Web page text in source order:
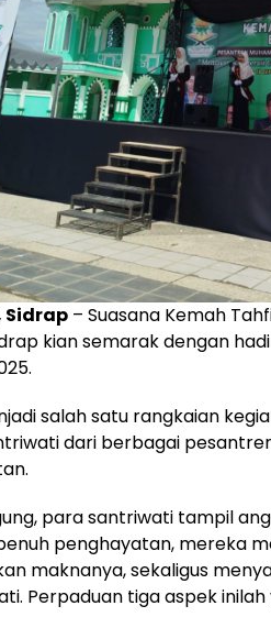
Sidrap – Suasana Kemah
kian semarak dengan
salah satu rangkaian
dari berbagai
para santriwati tampil
penghayatan, mereka
maknanya, sekaligus
Perpaduan tiga aspek